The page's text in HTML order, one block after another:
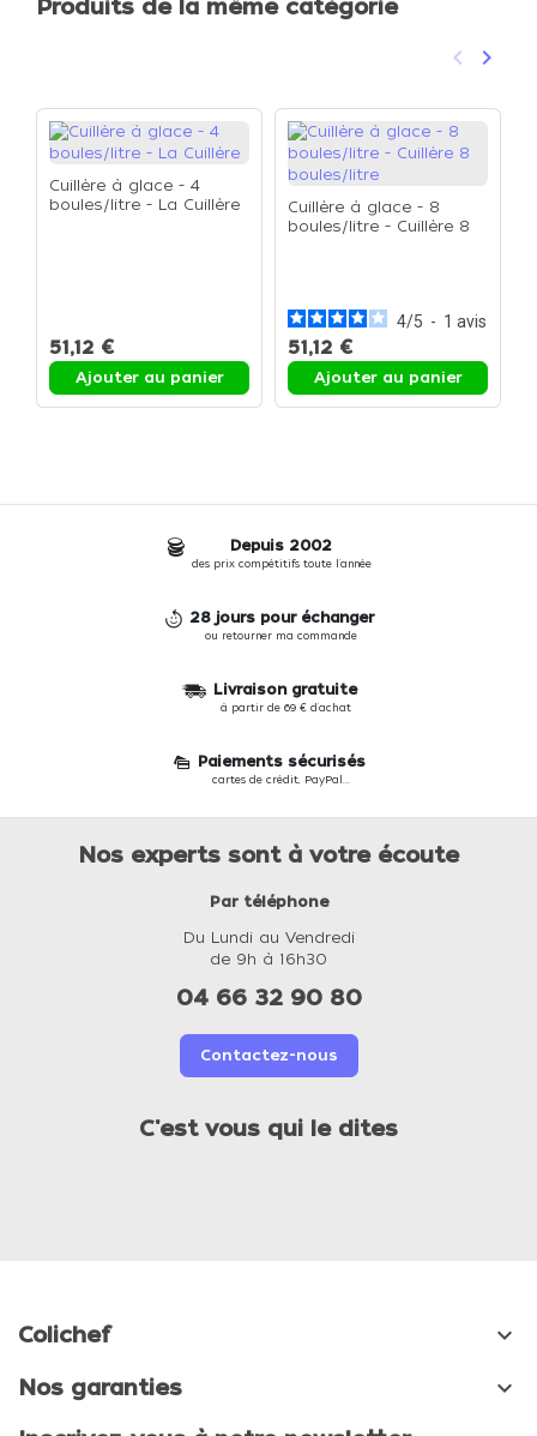
Produits de la même catégorie
Précédent
keyboard_arrow_left keyboard_arrow_right
Cuillère à glace - 4
boules/litre - La Cuillère
51,12 €
Ajouter au panier
Cuillère à glace - 8
boules/litre - Cuillère 8
4/5 - 1 avis
51,12 €
Ajouter au panier
Depuis 2002
des prix compétitifs toute l'année
28 jours pour échanger
ou retourner ma commande
Livraison gratuite
à partir de 69 € d'achat
Paiements sécurisés
cartes de crédit, PayPal...
Nos experts sont à votre écoute
Par téléphone
Du Lundi au Vendredi
de 9h à 16h30
04 66 32 90 80
Contactez-nous
C'est vous qui le dites
Colichef 
Nos garanties 